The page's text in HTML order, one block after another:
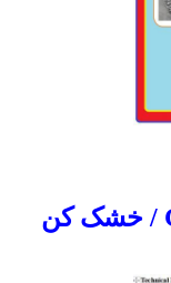
خشک کن GMP / خشک کن